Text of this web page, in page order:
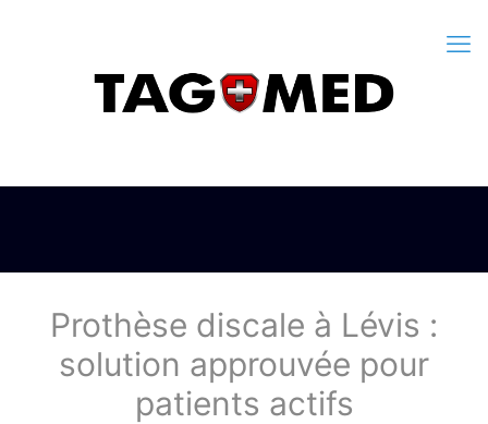
Prothèse discale à Lévis :
solution approuvée pour
patients actifs